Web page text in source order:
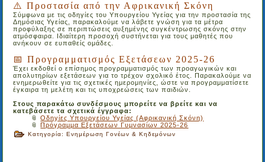
⚠️ Προστασία από την Αφρικανική Σκόνη
Σύμφωνα με τις οδηγίες του Υπουργείου Υγείας για την προστασία της
Δημόσιας Υγείας, παρακαλούμε να λάβετε γνώση για τα μέτρα
προφύλαξης σε περιπτώσεις αυξημένης συγκέντρωσης σκόνης στην
ατμόσφαιρα. Ιδιαίτερη προσοχή συστήνεται για τους μαθητές που
ανήκουν σε ευπαθείς ομάδες.
📅 Προγραμματισμός Εξετάσεων 2025-26
Έχει εκδοθεί ο επίσημος προγραμματισμός των προαγωγικών και
απολυτηρίων εξετάσεων για το τρέχον σχολικό έτος. Παρακαλούμε να
ενημερωθείτε για τις σχετικές ημερομηνίες, ώστε να προγραμματίσετε
έγκαιρα τη μελέτη και τις υποχρεώσεις των παιδιών.
Στους παρακάτω συνδέσμους μπορείτε να βρείτε και να
κατεβάσετε τα σχετικά έγγραφα:
📎Οδηγίες Υπουργείου Υγείας (Αφρικανική Σκόνη)
📎Πρόγραμμα Εξετάσεων Γυμνασίων 2025-26
Κατηγορία:Ενημέρωση Γονέων & Κηδεμόνων